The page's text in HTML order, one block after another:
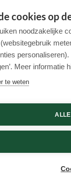
cookies op
noodzakelijke
Meer informatie
te weten
in voor onze
de beste
advies